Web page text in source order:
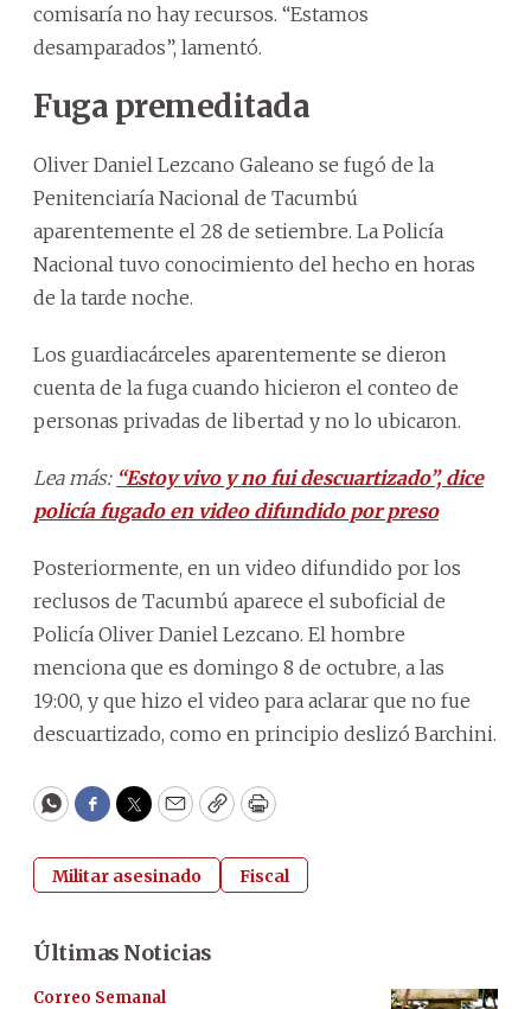
comisaría no hay recursos. “Estamos
desamparados”, lamentó.
Fuga premeditada
Oliver Daniel Lezcano Galeano se fugó de la
Penitenciaría Nacional de Tacumbú
aparentemente el 28 de setiembre. La Policía
Nacional tuvo conocimiento del hecho en horas
de la tarde noche.
Los guardiacárceles aparentemente se dieron
cuenta de la fuga cuando hicieron el conteo de
personas privadas de libertad y no lo ubicaron.
Lea más: “Estoy vivo y no fui descuartizado”, dice
policía fugado en video difundido por preso
Posteriormente, en un video difundido por los
reclusos de Tacumbú aparece el suboficial de
Policía Oliver Daniel Lezcano. El hombre
menciona que es domingo 8 de octubre, a las
19:00, y que hizo el video para aclarar que no fue
descuartizado, como en principio deslizó Barchini.
WhatsApp
Facebook
Twitter
EmailCopyPrint
Militar asesinado Fiscal
Últimas Noticias
Correo Semanal